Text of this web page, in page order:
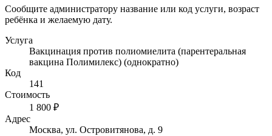
Сообщите администратору название или код услуги, возраст
ребёнка и желаемую дату.
Услуга
Вакцинация против полиомиелита (парентеральная
вакцина Полимилекс) (однократно)
Код
141
Стоимость
1 800 ₽
Адрес
Москва, ул. Островитянова, д. 9